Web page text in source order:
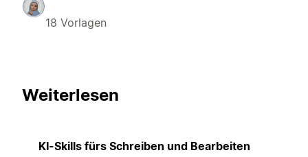
18 Vorlagen
Weiterlesen
KI-Skills fürs Schreiben und Bearbeiten